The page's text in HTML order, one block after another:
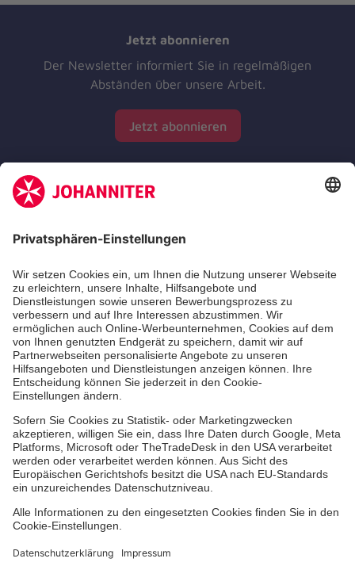
Jetzt abonnieren
Der Newsletter informiert Sie in regelmäßigen
Abständen über unsere Arbeit.
Jetzt abonnieren
Zertifizierung der Johanniter-Unfall-Hilfe e.V.
Die Johanniter GmbH führt das Spendenzertifikat
des Deutschen Spendenrats e.V.
Dienste & Leistungen
Mitarbeiten & Lernen